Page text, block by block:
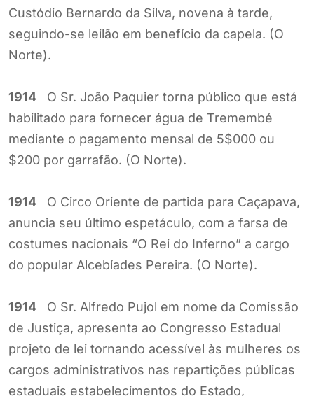
Custódio Bernardo da Silva, novena à tarde,
seguindo-se leilão em benefício da capela. (O
Norte).
1914 O Sr. João Paquier torna público que está
habilitado para fornecer água de Tremembé
mediante o pagamento mensal de 5$000 ou
$200 por garrafão. (O Norte).
1914 O Circo Oriente de partida para Caçapava,
anuncia seu último espetáculo, com a farsa de
costumes nacionais “O Rei do Inferno” a cargo
do popular Alcebíades Pereira. (O Norte).
1914 O Sr. Alfredo Pujol em nome da Comissão
de Justiça, apresenta ao Congresso Estadual
projeto de lei tornando acessível às mulheres os
cargos administrativos nas repartições públicas
estaduais estabelecimentos do Estado,